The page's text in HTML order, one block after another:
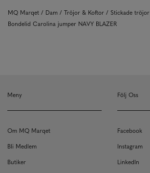
MQ Marqet Dam Tröjor & Koftor
Stickade tröjor
Bondelid Carolina jumper NAVY BLAZER
Meny
Om MQ Marqet
Bli Medlem
Butiker
Följ Oss
Facebook
Instagram
LinkedIn